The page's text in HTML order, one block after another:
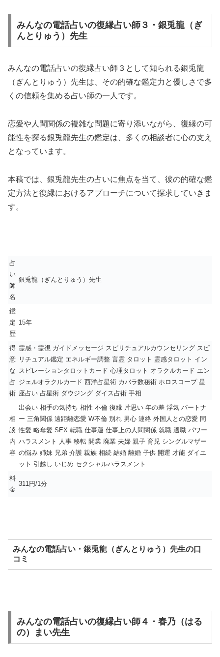
みんなの電話占いの復縁占い師３・銀兎龍（ぎ
んとりゅう）先生
みんなの電話占いの復縁占い師３として知られる銀兎龍
（ぎんとりゅう）先生は、その的確な鑑定力と優しさで多
くの信頼を集める占い師の一人です。
恋愛や人間関係の複雑な問題に寄り添いながら、復縁の可
能性を探る銀兎龍先生の鑑定は、多くの相談者に心の支え
となっています。
本稿では、銀兎龍先生の占いに焦点を当て、彼の的確な鑑
定方法と復縁におけるアプローチについて探求していきま
す。
占
い
師
名
銀兎龍（ぎんとりゅう）先生
鑑
定
歴
15年
得
意
な
占
術
霊感・霊視 ガイドメッセージ スピリチュアルカウンセリング スピ
リチュアル鑑定 エネルギー調整 言霊 タロット 霊感タロット イン
スピレーションタロットカード 心理タロット オラクルカード エン
ジェルオラクルカード 西洋占星術 カバラ数秘術 ホロスコープ 星
座占い 占星術 ダウジング ダイス占術 手相
相
談
内
容
出会い 相手の気持ち 相性 不倫 復縁 片思い 年の差 浮気 パートナ
ー 三角関係 遠距離恋愛 W不倫 別れ 男心 連絡 外国人との恋愛 同
性愛 略奪愛 SEX 転職 仕事運 仕事上の人間関係 就職 適職 パワー
ハラスメント 人事 移転 開業 廃業 夫婦 親子 育児 シングルマザー
の悩み 姉妹 兄弟 介護 親族 相続 結婚 離婚 子供 開運 才能 ダイエ
ット 引越し いじめ セクシャルハラスメント
料
金
311円/1分
みんなの電話占い・銀兎龍（ぎんとりゅう）先生の口
コミ
みんなの電話占いの復縁占い師４・春乃（はる
の）まい先生